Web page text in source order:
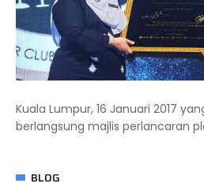
Kuala Lumpur, 16 Januari 2017
berlangsung majlis perlancaran
BLOG